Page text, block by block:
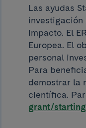
Las ayudas
investigación
impacto. El
Europea. El
personal
Para
demostrar la
científica.
grant/